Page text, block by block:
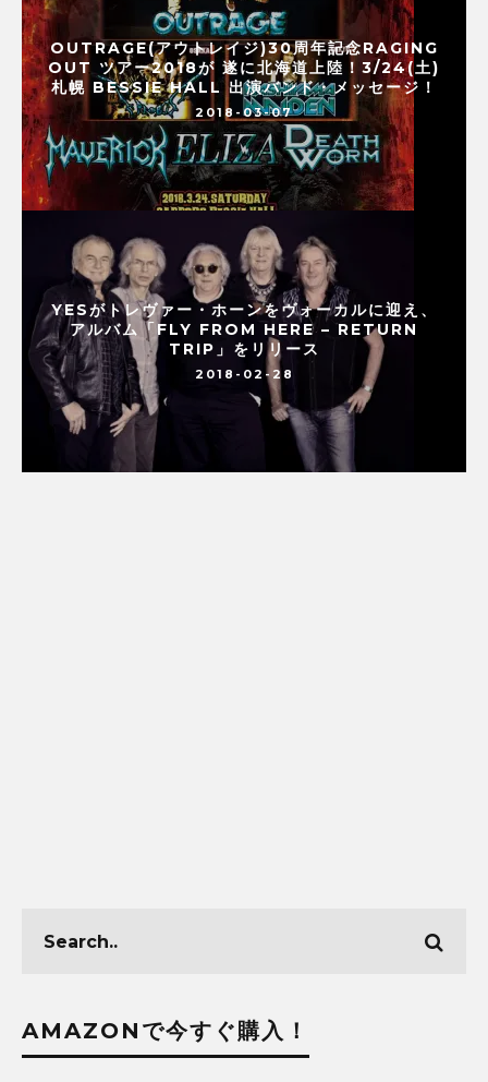
OUTRAGE(アウトレイジ)30周年記念RAGING
OUT ツアー2018が 遂に北海道上陸！3/24(土)
札幌 BESSIE HALL 出演バンド・メッセージ！
2018-03-07
YESがトレヴァー・ホーンをヴォーカルに迎え、
アルバム「FLY FROM HERE – RETURN
TRIP」をリリース
2018-02-28
AMAZONで今すぐ購入！